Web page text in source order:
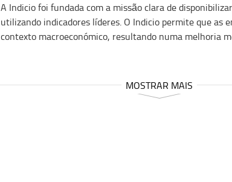
A Indicio foi fundada com a missão clara de
utilizando indicadores líderes. O Indicio permite que as
contexto macroeconómico, resultando numa melhoria
MOSTRAR MAIS